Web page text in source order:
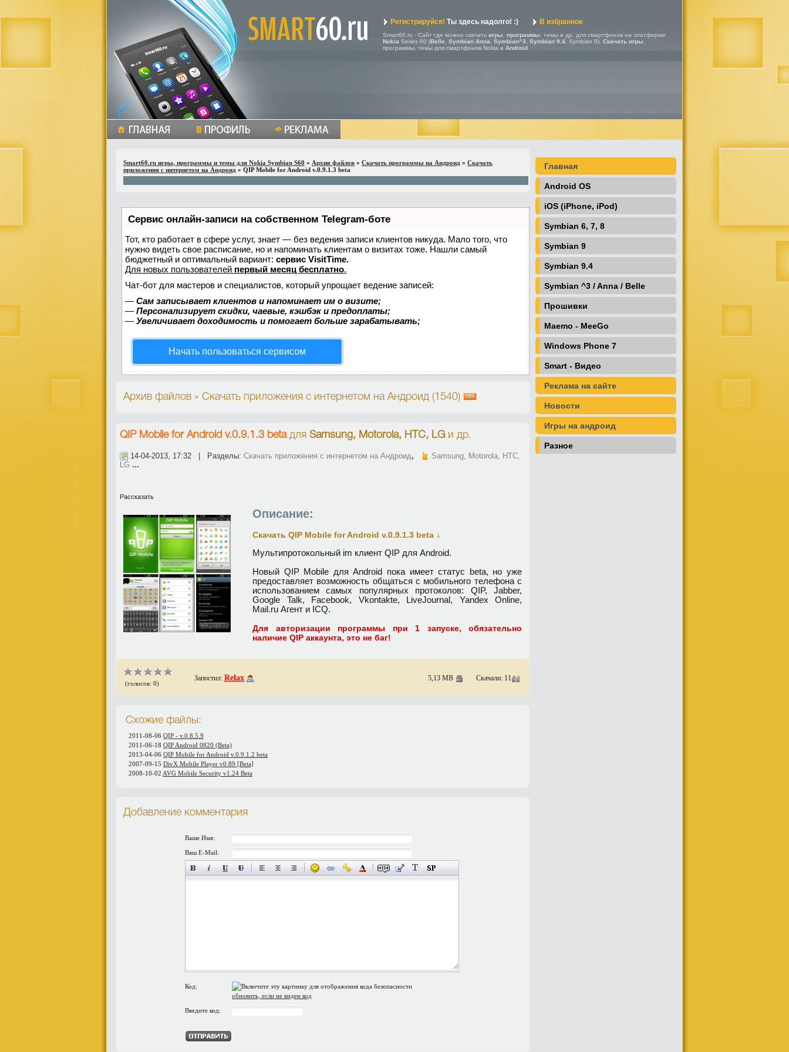
Регистрируйся! Ты здесь надолго! :) В избранное
Smart60.ru - Сайт где можно скачать игры программы , темы и др. для смартфонов на платформе
Nokia Series 60 (Belle Symbian Anna Symbian^3 Symbian 9.4 , Symbian 9). Скачать игры
программы, темы для смартфонов Nokia и Android
Smart60.ru игры, программы и темы для Nokia Symbian S60 » Архив файлов » Скачать программы на Андроид » Скачать
приложения с интернетом на Андроид » QIP Mobile for Android v.0.9.1.3 beta
Сервис онлайн-записи на собственном Telegram-боте
Тот, кто работает в сфере услуг, знает — без ведения записи клиентов никуда. Мало того, что
нужно видеть свое расписание, но и напоминать клиентам о визитах тоже. Нашли самый
бюджетный и оптимальный вариант: сервис VisitTime.
Для новых пользователей первый месяц бесплатно.
Чат-бот для мастеров и специалистов, который упрощает ведение записей:
— Сам записывает клиентов и напоминает им о визите;
— Персонализирует скидки, чаевые, кэшбэк и предоплаты;
— Увеличивает доходимость и помогает больше зарабатывать;
Начать пользоваться сервисом
Архив файлов » Скачать приложения с интернетом на Андроид (1540)
QIP Mobile for Android v.0.9.1.3 betaдля Samsung, Motorola, HTC, LG и др.
14-04-2013, 17:32 | Разделы: Скачать приложения с интернетом на Андроид,
Samsung, Motorola, HTC,
LG ...
Рассказать
Описание:
Скачать QIP Mobile for Android v.0.9.1.3 beta ↓
Мультипротокольный im клиент QIP для Android.
Новый QIP Mobile для Android пока имеет статус beta, но уже
предоставляет возможность общаться с мобильного телефона с
использованием самых популярных протоколов: QIP, Jabber,
Google Talk, Facebook, Vkontakte, LiveJournal, Yandex Online,
Mail.ru Агент и ICQ.
Для авторизации программы при 1 запуске, обязательно
наличие QIP аккаунта, это не баг!
(голосов: 0)
Запостил: Relax 5,13 MB Скачали: 11
Схожие файлы:
2011-08-06 QIP - v.0.8.5.9
2011-06-18 QIP Android 0820 (Beta)
2013-04-06 QIP Mobile for Android v.0.9.1.2 beta
2007-09-15 DivX Mobile Player v0.89 [Beta]
2008-10-02 AVG Mobile Security v1.24 Beta
Добавление комментария
Ваше Имя:
Ваш E-Mail:
Код:
обновить, если не виден код
Введите код:
Главная
Android OS
iOS (iPhone, iPod)
Symbian 6, 7, 8
Symbian 9
Symbian 9.4
Symbian ^3 / Anna / Belle
Прошивки
Maemo - MeeGo
Windows Phone 7
Smart - Видео
Реклама на сайте
Новости
Игры на андроид
Разное